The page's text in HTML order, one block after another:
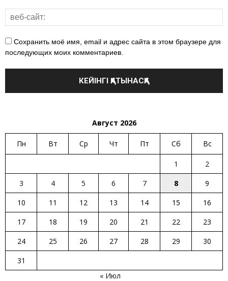
Сохранить моё имя, email и адрес сайта в этом браузере для
последующих моих комментариев.
Август 2026
Пн Вт Ср Чт Пт Сб Вс
1
2
3
4 5 6 7 8
9
10
11 12 13 14 15
16
17
18 19 20 21 22
23
24
25 26 27 28 29
30
31
« Июл